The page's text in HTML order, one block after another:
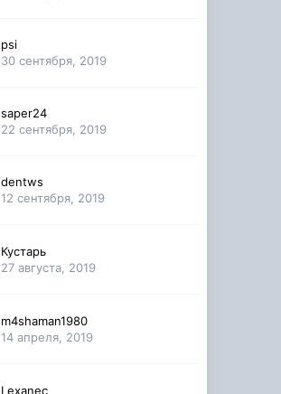
psi
30 сентября, 2019
saper24
22 сентября, 2019
dentws
12 сентября, 2019
Кустарь
27 августа, 2019
m4shaman1980
14 апреля, 2019
Lexanec